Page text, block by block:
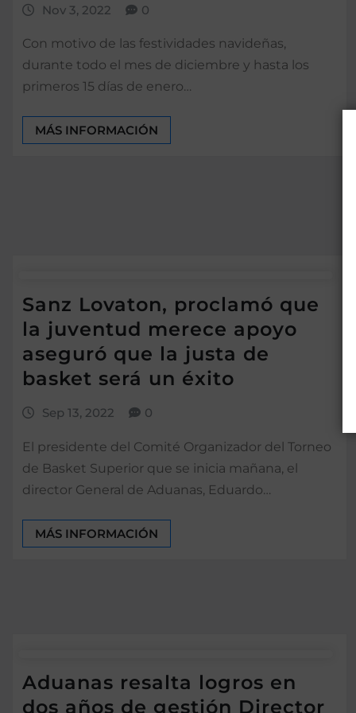
Nov 3, 2022 0
Con motivo de las festividades navideñas,
durante todo el mes de diciembre y hasta los
primeros 15 días de enero…
MÁS INFORMACIÓN
Sanz Lovaton, proclamó que
la juventud merece apoyo
aseguró que la justa de
basket será un éxito
Sep 13, 2022 0
El presidente del Comité Organizador del Torneo
de Basket Superior que se inicia mañana, el
director General de Aduanas, Eduardo…
MÁS INFORMACIÓN
Aduanas resalta logros en
dos años de gestión Director